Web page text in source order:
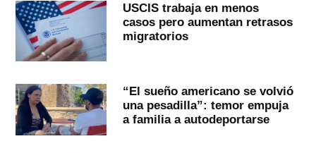
USCIS trabaja en menos
casos pero aumentan retrasos
migratorios
“El sueño americano se volvió
una pesadilla”: temor empuja
a familia a autodeportarse